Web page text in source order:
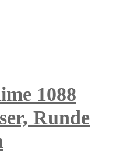
1088
Runde